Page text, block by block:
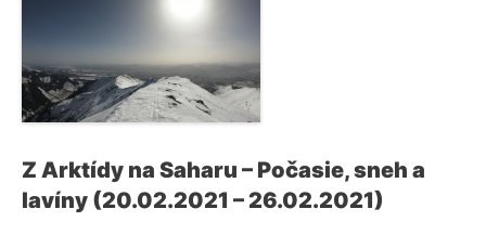
Z Arktídy na Saharu – Počasie, sneh a
lavíny (20.02.2021 – 26.02.2021)